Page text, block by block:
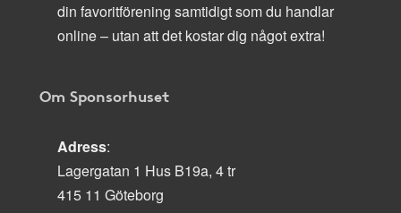
din favoritförening samtidigt som du handlar
online – utan att det kostar dig något extra!
Om Sponsorhuset
Adress:
Lagergatan 1 Hus B19a, 4 tr
415 11 Göteborg